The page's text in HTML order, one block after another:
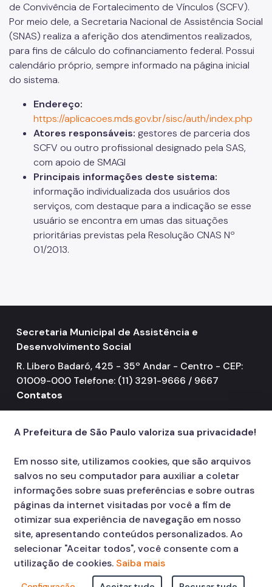
de Convivência de Fortalecimento de Vínculos (SCFV).
Por meio dele, a Secretaria Nacional de Assistência Social
(SNAS) realiza a aferição dos atendimentos realizados,
para fins de cálculo do cofinanciamento federal. Possui
calendário próprio, sempre informado na página inicial
do sistema.
Endereço:
https://aplicacoes.mds.gov.br/sisc/auth/index.php
Atores responsáveis: gestores de parceria dos
SCFV ou outro profissional designado pela SAS,
com apoio de SMAGI
Principais informações deste sistema:
informação individualizada dos usuários dos
serviços, com destaque para a indicação se esse
usuário se encontra em umas das situações
prioritárias previstas pela Resolução CNAS Nº
01/2013.
Secretaria Municipal de Assistência e
Desenvolvimento Social
R. Libero Badaró, 425 - 35º Andar - Centro - CEP:
01009-000 Telefone: (11) 3291-9666 / 9667
Contatos
156
A Prefeitura de São Paulo valoriza sua privacidade!
Em nosso site, utilizamos cookies, que são arquivos
salvos no seu computador para auxiliar a coletar
informações sobre suas preferências e sobre outras
páginas da internet visitadas por você a fim de
otimizar sua experiência de navegação em nosso
site, apresentando conteúdos personalizados. Ao
selecionar "Aceitar todos", você consente com a
utilização de cookies. Saiba mais